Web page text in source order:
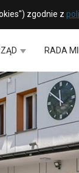
zgodnie z
RADA